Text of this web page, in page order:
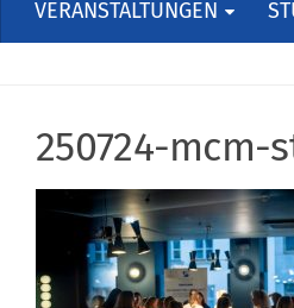
VERANSTALTUNGEN
250724-mcm-